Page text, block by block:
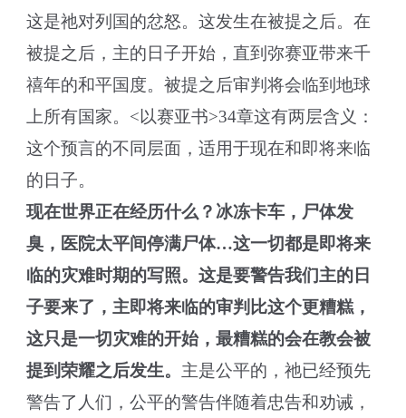
这是祂对列国的忿怒。这发生在被提之后。在
被提之后，主的日子开始，直到弥赛亚带来千
禧年的和平国度。被提之后审判将会临到地球
上所有国家。<以赛亚书>34章这有两层含义：
这个预言的不同层面，适用于现在和即将来临
的日子。
现在世界正在经历什么？冰冻卡车，尸体发
臭，医院太平间停满尸体…这一切都是即将来
临的灾难时期的写照。这是要警告我们主的日
子要来了，主即将来临的审判比这个更糟糕，
这只是一切灾难的开始，最糟糕的会在教会被
提到荣耀之后发生。 主是公平的，祂已经预先
警告了人们，公平的警告伴随着忠告和劝诫，